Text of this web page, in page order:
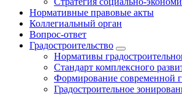
Нормативные правовые акты
Коллегиальный орган
Вопрос-ответ
Градостроительство
Нормативы
Стандарт комплексного
Формирование современной
Градостроительное